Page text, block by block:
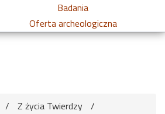
Badania
Oferta archeologiczna
/ Z życia Twierdzy /